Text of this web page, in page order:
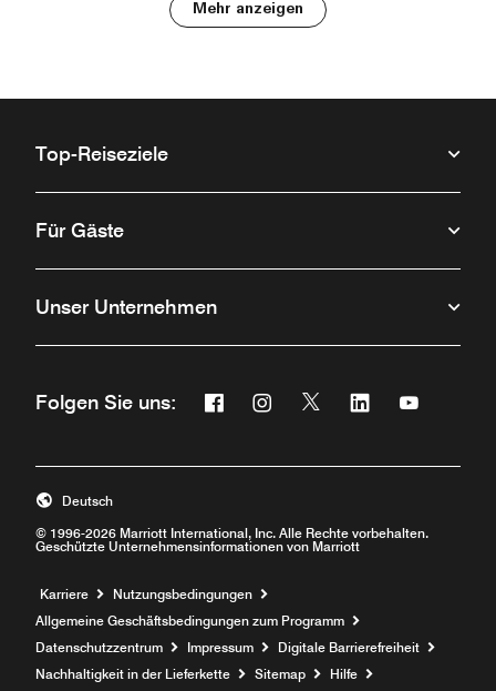
Mehr anzeigen
Top-Reiseziele
Für Gäste
Unser Unternehmen
Folgen Sie uns: Facebook
Öffnet ein neues Fenster
Instagram
Öffnet ein neues Fenster
Twitter
Öffnet ein neues
Linkedin
Öffnet ein neues
Öffnet ein
© 1996-2026 Marriott International, Inc. Alle Rechte vorbehalten.
Geschützte Unternehmensinformationen von Marriott
Deutsch
Karriere Öffnet ein neues Fenster
Nutzungsbedingungen
Allgemeine Geschäftsbedingungen zum Programm
Datenschutzzentrum
Impressum
Digitale Barrierefreiheit
Nachhaltigkeit in der Lieferkette
Sitemap Hilfe